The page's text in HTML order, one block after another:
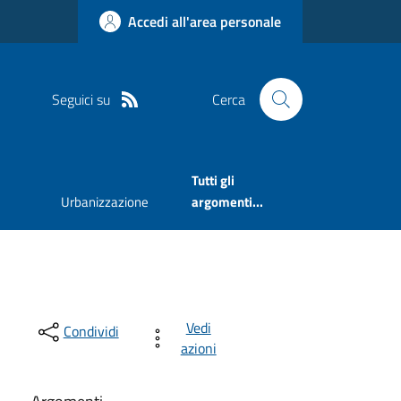
Accedi all'area personale
Seguici su Cerca
Urbanizzazione
Tutti gli
argomenti...
Condividi
Vedi
azioni